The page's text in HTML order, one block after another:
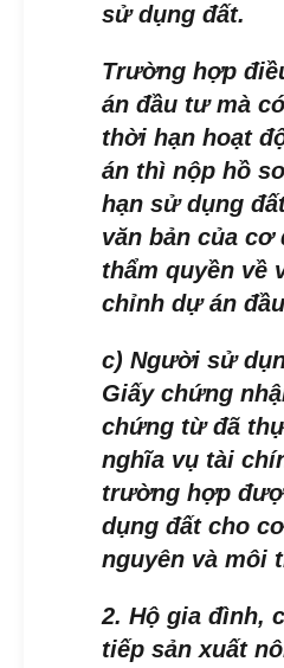
sử dụng đất.
Trường hợp
án đầu tư mà
thời hạn hoạt
án thì nộp hồ
hạn sử dụng
văn bản của cơ
thẩm quyền về
chỉnh dự án
c) Người sử
Giấy chứng
chứng từ đã
nghĩa vụ tài
trường hợp
dụng đất cho
nguyên và môi
2. Hộ gia đình,
tiếp sản xuất